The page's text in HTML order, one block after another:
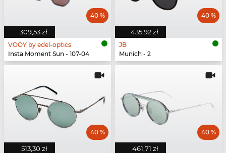
309,53 zł
40 %
VOOY by edel-optics
Insta Moment Sun - 107-04
435,92 zł
40 %
JB
Munich - 2
513,30 zł
40 %
461,71 zł
40 %